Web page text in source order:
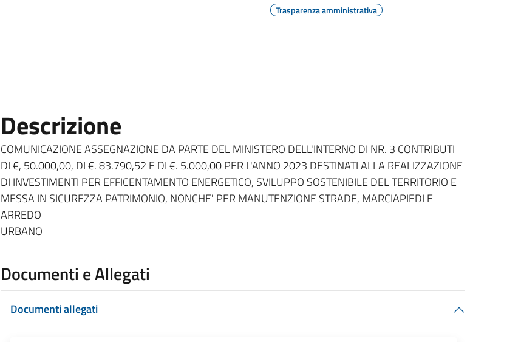
Trasparenza amministrativa
Descrizione
COMUNICAZIONE ASSEGNAZIONE DA PARTE DEL MINISTERO DELL'INTERNO DI NR. 3 CONTRIBUTI
DI €, 50.000,00, DI €. 83.790,52 E DI €. 5.000,00 PER L'ANNO 2023 DESTINATI ALLA REALIZZAZIONE
DI INVESTIMENTI PER EFFICENTAMENTO ENERGETICO, SVILUPPO SOSTENIBILE DEL TERRITORIO E
MESSA IN SICUREZZA PATRIMONIO, NONCHE' PER MANUTENZIONE STRADE, MARCIAPIEDI E
ARREDO
URBANO
Documenti e Allegati
Documenti allegati